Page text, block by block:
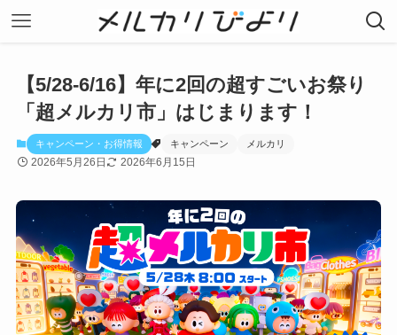
【5/28-6/16】年に2回の超すごいお祭り
「超メルカリ市」はじまります！
キャンペーン・お得情報 キャンペーン メルカリ
2026年5月26日 2026年6月15日